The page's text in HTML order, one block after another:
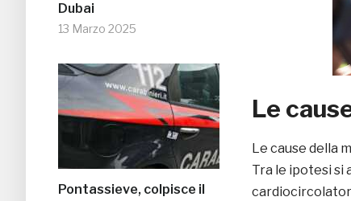
Dubai
13 Marzo 2025
Pontassieve, colpisce il
Le
Le cause della
Tra le ipotesi si